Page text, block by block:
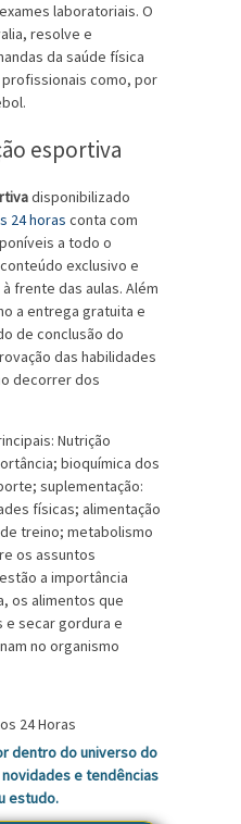
laboratoriais. O
resolve e
da saúde física
como, por
esportiva
disponibilizado
24 horas conta com
a todo o
exclusivo e
frente das aulas. Além
a entrega gratuita e
de conclusão do
das habilidades
decorrer dos
: Nutrição
bioquímica dos
suplementação:
físicas; alimentação
treino; metabolismo
os assuntos
a importância
os alimentos que
e secar gordura e
no organismo
dentro do universo do
e tendências
estudo.